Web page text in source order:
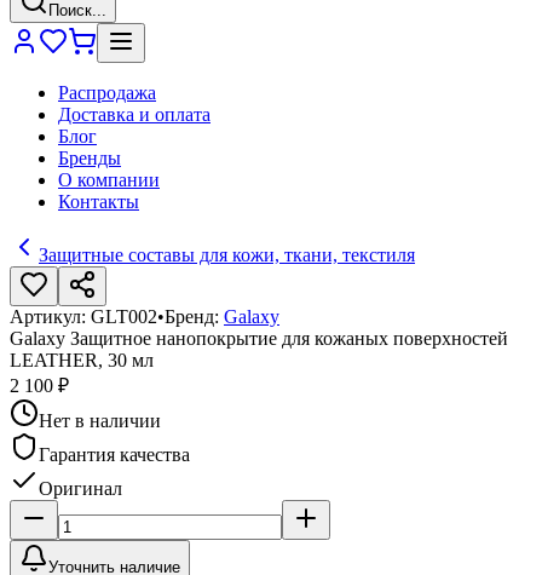
Поиск...
Распродажа
Доставка и оплата
Блог
Бренды
О компании
Контакты
Защитные составы для кожи, ткани, текстиля
Артикул: GLT002•Бренд: Galaxy
Galaxy Защитное нанопокрытие для кожаных поверхностей
LEATHER, 30 мл
2 100 ₽
Нет в наличии
Гарантия качества
Оригинал
Уточнить наличие